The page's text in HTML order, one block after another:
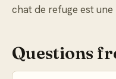
chat de refuge est
Questions